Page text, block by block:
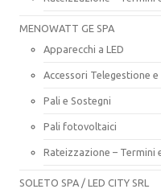
MENOWATT GE SPA
Apparecchi a LED
Accessori Telegestione
Pali e Sostegni
Pali fotovoltaici
Rateizzazione – Termini
SOLETO SPA / LED CITY SRL